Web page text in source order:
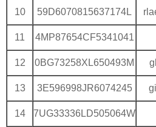
10 59D6070815637174L
11
4MP87654CF5341041
12
0BG73258XL650493M
13
3E596998JR6074245
14
7UG33336LD505064W